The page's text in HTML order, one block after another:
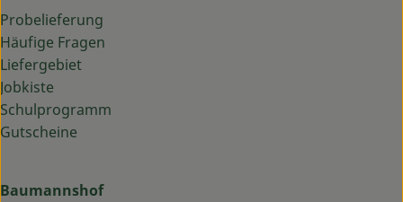
Probelieferung
Häufige Fragen
Liefergebiet
Jobkiste
Schulprogramm
Gutscheine
Baumannshof